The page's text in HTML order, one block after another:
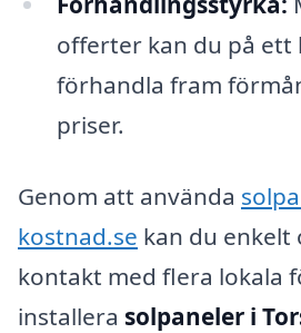
offerter kan du på ett
förhandla fram
priser.
Genom att använda
kostnad.se kan du enkelt
kontakt med flera lokala
installera solpaneler i